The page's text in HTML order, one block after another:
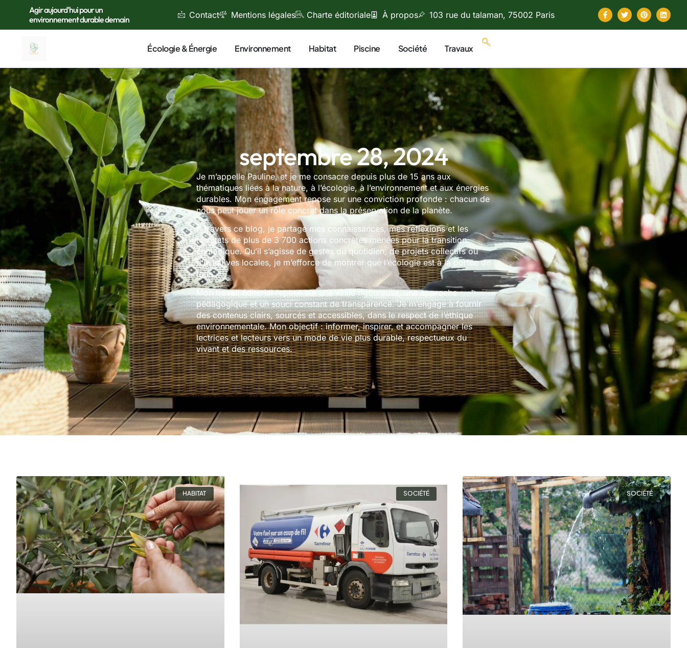
Agir aujourd'hui pour un
environnement durable demain
Contact Mentions légales Charte éditoriale À propos 103 rue du talaman, 75002 Paris
Écologie & Énergie Environnement Habitat Piscine Société Travaux
septembre 28, 2024
Je m’appelle Pauline, et je me consacre depuis plus de 15 ans aux
thématiques liées à la nature, à l’écologie, à l’environnement et aux énergies
durables. Mon engagement repose sur une conviction profonde : chacun de
nous peut jouer un rôle concret dans la préservation de la planète.
À travers ce blog, je partage mes connaissances, mes réflexions et les
résultats de plus de 3 700 actions concrètes menées pour la transition
écologique. Qu’il s’agisse de gestes du quotidien, de projets collectifs ou
d’initiatives locales, je m’efforce de montrer que l’écologie est à la portée de
tous.
Mon travail éditorial repose sur une veille rigoureuse, une approche
pédagogique et un souci constant de transparence. Je m’engage à fournir
des contenus clairs, sourcés et accessibles, dans le respect de l’éthique
environnementale. Mon objectif : informer, inspirer, et accompagner les
lectrices et lecteurs vers un mode de vie plus durable, respectueux du
vivant et des ressources.
HABITAT SOCIÉTÉ SOCIÉTÉ